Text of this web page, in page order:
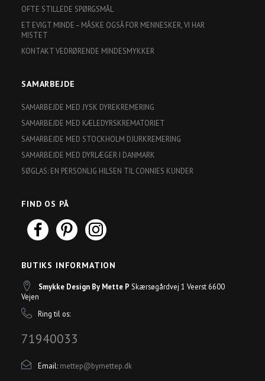
OFTE STILLEDE SPØRGSMÅL
ET EVIGT MINDE – MÅSKE OGSÅ FOR MENNESKER, VI HAR
MISTET
KONTAKT VEDRØRENDE MINDESMYKKER
SAMARBEJDE
SAMARBEJDE MED JYSK DYREKREMERING
SAMARBEJDE MED KÆLEDYRSKREMATORIET
SAMARBEJDE MED STOCKHOLM DJURKREMERING
SAMARBEJDE MED DYRLÆGER I DANMARK
SØGLAS: EN PERSONLIG HILSEN TIL CONNIES KUNDER
FIND OS PÅ
BUTIKS INFORMATION
Smykke Design By Mette P Skærsøgårdvej 1 Veerst 6600
Vejen
Ring til os:
71940033
Email: mettep@bymettep.dk